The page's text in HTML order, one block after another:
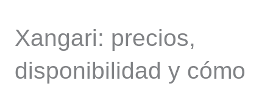
Xangari: precios,
disponibilidad y cómo